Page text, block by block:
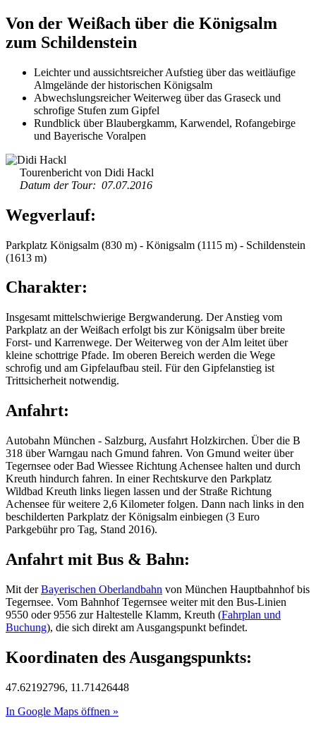
Von der Weißach über die Königsalm
zum Schildenstein
Leichter und aussichtsreicher Aufstieg über das weitläufige
Almgelände der historischen Königsalm
Abwechslungsreicher Weiterweg über das Graseck und
schrofige Stufen zum Gipfel
Rundblick über Blaubergkamm, Karwendel, Rofangebirge
und Bayerische Voralpen
Tourenbericht von Didi Hackl
Datum der Tour: 07.07.2016
Wegverlauf:
Parkplatz Königsalm (830 m) - Königsalm (1115 m) - Schildenstein
(1613 m)
Charakter:
Insgesamt mittelschwierige Bergwanderung. Der Anstieg vom
Parkplatz an der Weißach erfolgt bis zur Königsalm über breite
Forst- und Karrenwege. Der Weiterweg von der Alm leitet über
kleine schottrige Pfade. Im oberen Bereich werden die Wege
schrofig und am Gipfelaufbau steil. Für den Gipfelanstieg ist
Trittsicherheit notwendig.
Anfahrt:
Autobahn München - Salzburg, Ausfahrt Holzkirchen. Über die B
318 über Warngau nach Gmund fahren. Von Gmund weiter über
Tegernsee oder Bad Wiessee Richtung Achensee halten und durch
Kreuth hindurch fahren. In einer Rechtskurve den Parkplatz
Wildbad Kreuth links liegen lassen und der Straße Richtung
Achensee für weitere 2,6 Kilometer folgen. Dann nach links in den
beschilderten Parkplatz der Königsalm einbiegen (3 Euro
Parkgebühr pro Tag, Stand 2016).
Anfahrt mit Bus & Bahn:
Mit derBayerischen Oberlandbahn von München Hauptbahnhof bis
Tegernsee. Vom Bahnhof Tegernsee weiter mit den Bus-Linien
9550 oder 9556 zur Haltestelle Klamm, Kreuth (Fahrplan und
Buchung), die sich direkt am Ausgangspunkt befindet.
Koordinaten des Ausgangspunkts:
47.62192796, 11.71426448
In Google Maps öffnen »